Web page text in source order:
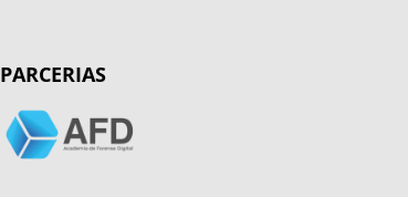
PARCERIAS